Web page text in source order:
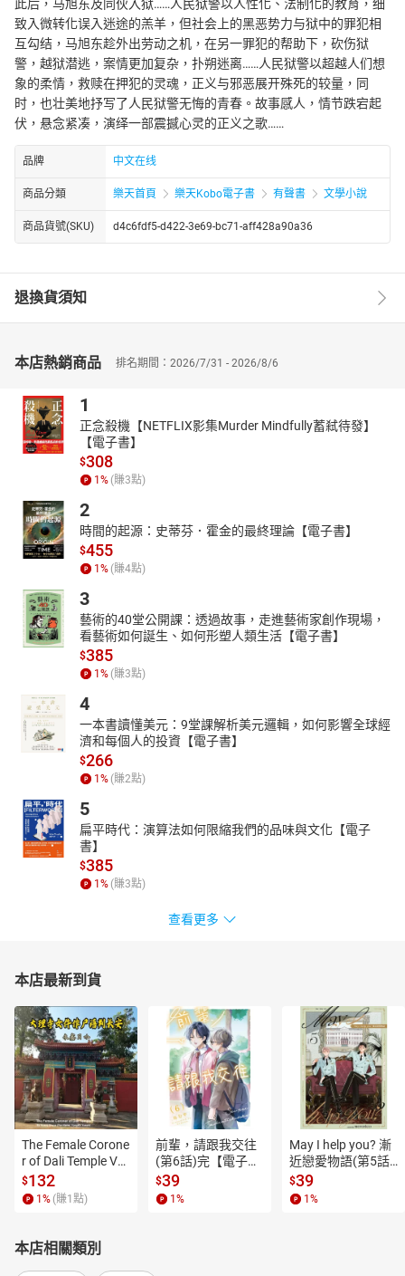
此后，马旭东及同伙入狱……人民狱警以人性化、法制化的教育，细
致入微转化误入迷途的羔羊，但社会上的黑恶势力与狱中的罪犯相
互勾结，马旭东趁外出劳动之机，在另一罪犯的帮助下，砍伤狱
警，越狱潜逃，案情更加复杂，扑朔迷离……人民狱警以超越人们想
象的柔情，救赎在押犯的灵魂，正义与邪恶展开殊死的较量，同
时，也壮美地抒写了人民狱警无悔的青春。故事感人，情节跌宕起
伏，悬念紧凑，演绎一部震撼心灵的正义之歌……
品牌 中文在线
商品分類 樂天首頁 樂天Kobo電子書 有聲書 文學小說
商品貨號(SKU) d4c6fdf5-d422-3e69-bc71-aff428a90a36
退換貨須知
本店熱銷商品 排名期間：2026/7/31 - 2026/8/6
1
正念殺機【NETFLIX影集Murder Mindfully蓄弒待發】
【電子書】
$308
1% (賺3點)
2
時間的起源：史蒂芬．霍金的最終理論【電子書】
$455
1% (賺4點)
3
藝術的40堂公開課：透過故事，走進藝術家創作現場，
看藝術如何誕生、如何形塑人類生活【電子書】
$385
1% (賺3點)
4
一本書讀懂美元：9堂課解析美元邏輯，如何影響全球經
濟和每個人的投資【電子書】
$266
1% (賺2點)
5
扁平時代：演算法如何限縮我們的品味與文化【電子
書】
$385
1% (賺3點)
查看更多
本店最新到貨
The Female Corone
r of Dali Temple Vo
l.6【有聲書】
$132
1 % (賺1 點)
前輩，請跟我交往
(第6話)完【電子
書】
$39
1 %
May I help you? 漸
近戀愛物語(第5話)
【電子書】
$39
1 %
本店相關類別